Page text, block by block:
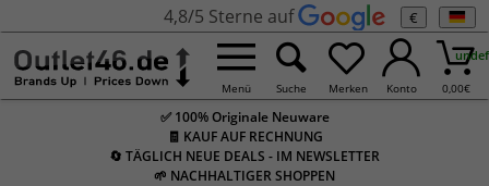
4,8/5 Sterne auf €
Menü Suche Merken Konto 0,00€
✅ 100% Originale Neuware
🧾 KAUF AUF RECHNUNG
🔄 TÄGLICH NEUE DEALS - IM NEWSLETTER
🌱 NACHHALTIGER SHOPPEN